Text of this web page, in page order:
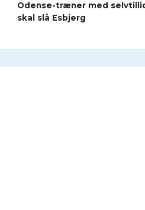
Odense-træner med
skal slå Esbjerg